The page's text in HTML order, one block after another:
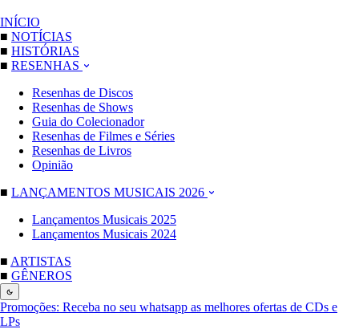
INÍCIO
■ NOTÍCIAS
■ HISTÓRIAS
■ RESENHAS
Resenhas de Discos
Resenhas de Shows
Guia do Colecionador
Resenhas de Filmes e Séries
Resenhas de Livros
Opinião
■ LANÇAMENTOS MUSICAIS 2026
Lançamentos Musicais 2025
Lançamentos Musicais 2024
■ ARTISTAS
■ GÊNEROS
Promoções: Receba no seu whatsapp as melhores ofertas de CDs e
LPs